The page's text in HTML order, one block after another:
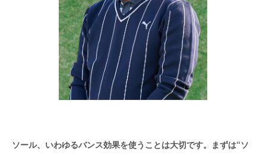
ソール、いわゆるバンス効果を使うことは大切です。まずは“ソ